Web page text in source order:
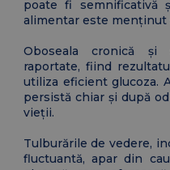
poate fi semnificativă
alimentar este menținut
Oboseala cronică și
raportate, fiind
utiliza eficient glucoza.
persistă chiar și după
vieții.
Tulburările de vedere,
fluctuantă, apar din